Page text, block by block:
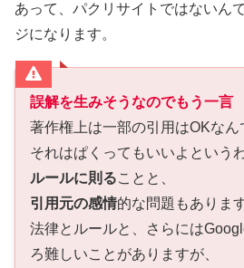
あって、パクリサイトではないん
ジになります。
誤解を生みそうなのでもう一言
著作権上は一部の引用はOKなん
それはぱくってもいいよという
ルールに則ることと、
引用元の感情的な問題もあります
法律とルールと、さらには
ろ難しいことがありますが、